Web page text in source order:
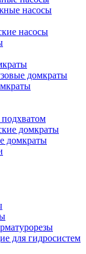
насосы
насосы
домкраты
домкраты
домкраты
для гидросистем